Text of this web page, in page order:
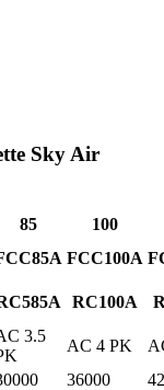
Sky Air
85
100
FCC100A
RC100A
3.5
AC 4 PK
36000